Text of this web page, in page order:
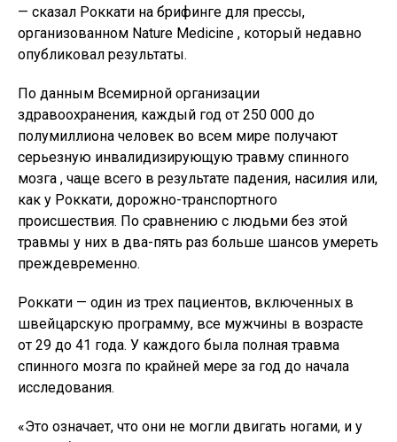
— сказал Роккати на брифинге для прессы,
организованном Nature Medicine , который недавно
опубликовал результаты.
По данным Всемирной организации
здравоохранения, каждый год от 250 000 до
полумиллиона человек во всем мире получают
серьезную инвалидизирующую травму спинного
мозга , чаще всего в результате падения, насилия или,
как у Роккати, дорожно-транспортного
происшествия. По сравнению с людьми без этой
травмы у них в два-пять раз больше шансов умереть
преждевременно.
Роккати — один из трех пациентов, включенных в
швейцарскую программу, все мужчины в возрасте
от 29 до 41 года. У каждого была полная травма
спинного мозга по крайней мере за год до начала
исследования.
«Это означает, что они не могли двигать ногами, и у